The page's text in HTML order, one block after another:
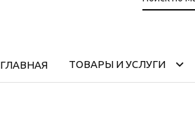
ГЛАВНАЯ ТОВАРЫ И УСЛУГИ